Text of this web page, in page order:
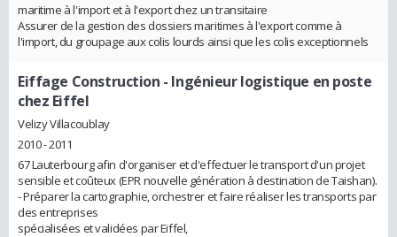
maritime à l'import et à l'export chez un transitaire
Assurer de la gestion des dossiers maritimes à l'export comme à
l'import, du groupage aux colis lourds ainsi que les colis exceptionnels
Eiffage Construction - Ingénieur logistique en poste
chez Eiffel
Velizy Villacoublay
2010 - 2011
67 Lauterbourg afin d'organiser et d'effectuer le transport d'un projet
sensible et coûteux (EPR nouvelle génération à destination de Taishan).
- Préparer la cartographie, orchestrer et faire réaliser les transports par
des entreprises
spécialisées et validées par Eiffel,